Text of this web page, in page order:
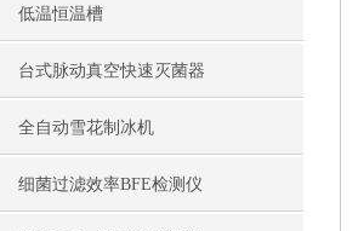
低温恒温槽
台式脉动真空快速灭菌器
全自动雪花制冰机
细菌过滤效率BFE检测仪